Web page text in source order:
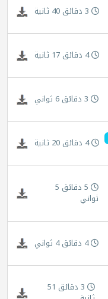
3 دقائق 40 ثانية
4 دقائق 17 ثانية
3 دقائق 6 ثواني
4 دقائق 20 ثانية
5 دقائق 5
ثواني
4 دقائق 4 ثواني
3 دقائق 51